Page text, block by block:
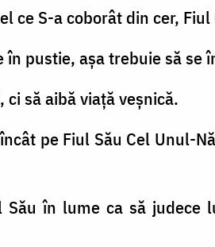
ce S-a coborât din cer,
pustie, aşa trebuie să se
ci să aibă viaţă veşnică.
pe Fiul Său Cel Unul-
în lume ca să judece